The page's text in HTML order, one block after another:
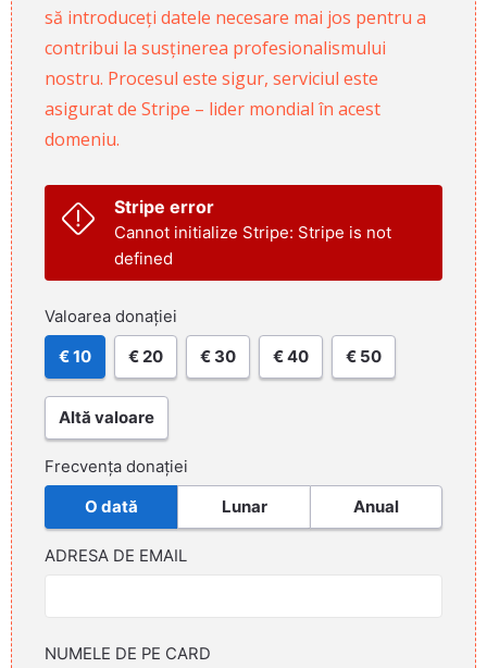
să introduceți datele necesare mai jos pentru a
contribui la susținerea profesionalismului
nostru. Procesul este sigur, serviciul este
asigurat de Stripe – lider mondial în acest
domeniu.
Stripe error
Cannot initialize Stripe: Stripe is not
defined
Valoarea donației
€ 10 € 20 € 30 € 40 € 50
Altă valoare
Frecvența donației
O dată Lunar Anual
ADRESA DE EMAIL
NUMELE DE PE CARD